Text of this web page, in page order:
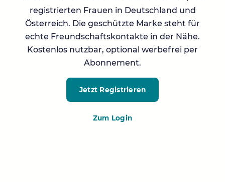
registrierten Frauen in Deutschland und
Österreich. Die geschützte Marke steht für
echte Freundschaftskontakte in der Nähe.
Kostenlos nutzbar, optional werbefrei per
Abonnement.
Jetzt Registrieren
Zum Login